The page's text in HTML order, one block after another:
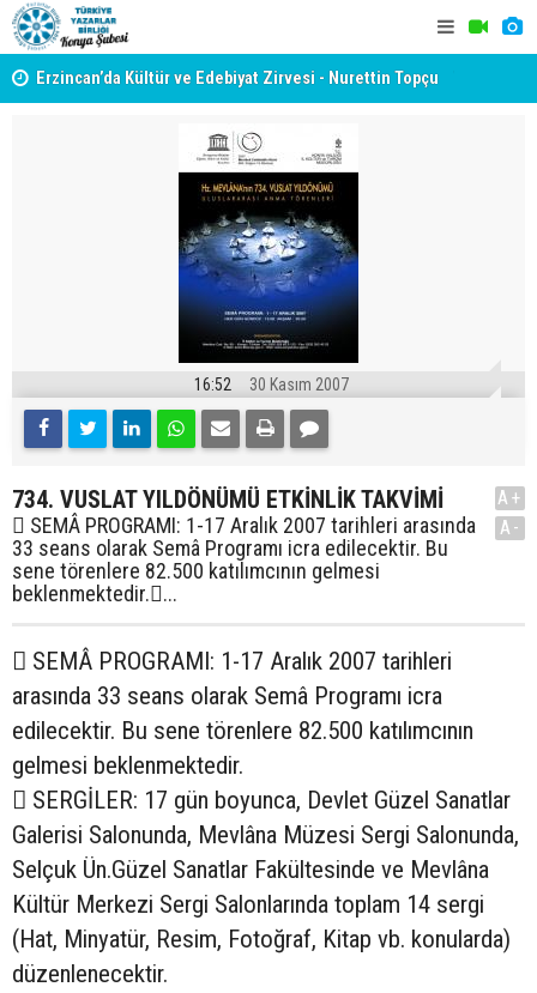
Erzincan’da Kültür ve Edebiyat Zirvesi - Nurettin Topçu
16:52 30 Kasım 2007
734. VUSLAT YILDÖNÜMÜ ETKİNLİK TAKVİMİ
 SEMÂ PROGRAMI: 1-17 Aralık 2007 tarihleri arasında
33 seans olarak Semâ Programı icra edilecektir. Bu
sene törenlere 82.500 katılımcının gelmesi
beklenmektedir....
A+
A-
 SEMÂ PROGRAMI: 1-17 Aralık 2007 tarihleri
arasında 33 seans olarak Semâ Programı icra
edilecektir. Bu sene törenlere 82.500 katılımcının
gelmesi beklenmektedir.
 SERGİLER: 17 gün boyunca, Devlet Güzel Sanatlar
Galerisi Salonunda, Mevlâna Müzesi Sergi Salonunda,
Selçuk Ün.Güzel Sanatlar Fakültesinde ve Mevlâna
Kültür Merkezi Sergi Salonlarında toplam 14 sergi
(Hat, Minyatür, Resim, Fotoğraf, Kitap vb. konularda)
düzenlenecektir.